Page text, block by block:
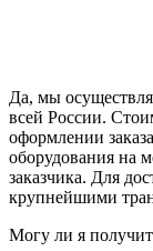
Да, мы
всей России.
оформлении
оборудования на
заказчика. Для
крупнейшими
Могу ли я